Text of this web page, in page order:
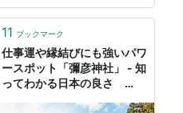
11 ブックマーク
仕事運や縁結びにも強いパワ
ースポット「彌彦神社」 - 知
ってわかる日本の良さ